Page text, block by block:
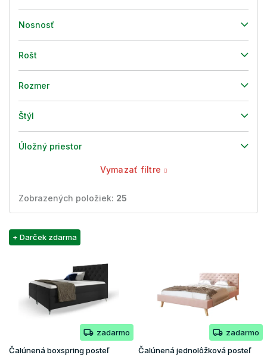
Nosnosť
Rošt
Rozmer
Štýl
Úložný priestor
Vymazať filtre
Zobrazených položiek: 25
V
ý
u
+ Darček zdarma
zadarmo
Čalúnená boxspring posteľ
zadarmo
Čalúnená jednolôžková posteľ